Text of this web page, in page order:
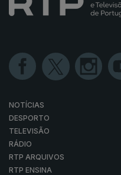
NOTÍCIAS
DESPORTO
TELEVISÃO
RÁDIO
RTP ARQUIVOS
RTP ENSINA